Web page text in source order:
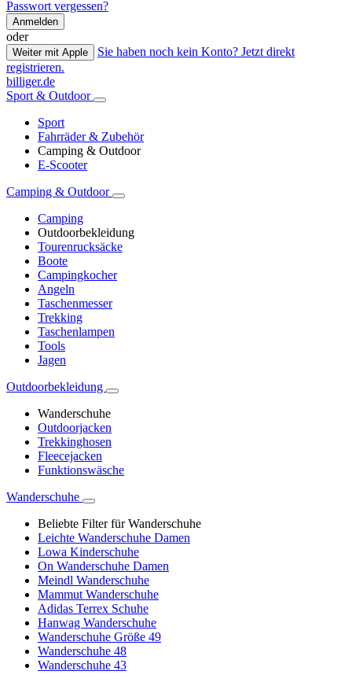
Passwort vergessen?
Anmelden
oder
Weiter mit Apple
Sie haben noch kein Konto? Jetzt direkt
registrieren.
billiger.de
Sport & Outdoor
Sport
Fahrräder & Zubehör
Camping & Outdoor
E-Scooter
Camping & Outdoor
Camping
Outdoorbekleidung
Tourenrucksäcke
Boote
Campingkocher
Angeln
Taschenmesser
Trekking
Taschenlampen
Tools
Jagen
Outdoorbekleidung
Wanderschuhe
Outdoorjacken
Trekkinghosen
Fleecejacken
Funktionswäsche
Wanderschuhe
Beliebte Filter für Wanderschuhe
Leichte Wanderschuhe Damen
Lowa Kinderschuhe
On Wanderschuhe Damen
Meindl Wanderschuhe
Mammut Wanderschuhe
Adidas Terrex Schuhe
Hanwag Wanderschuhe
Wanderschuhe Größe 49
Wanderschuhe 48
Wanderschuhe 43